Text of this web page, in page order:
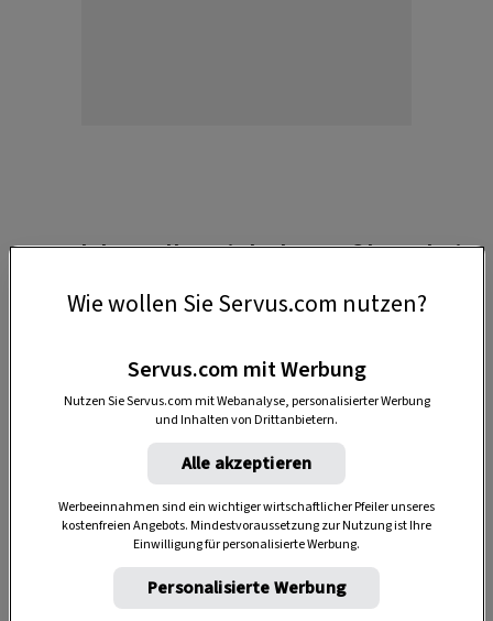
2. Welche Rolle spielt der Maßkrug bei
der Dirndllänge?
unseres Festtags-Gwands. Die Rocklänge darf in
manchen Regionen nicht kürzer als 25
Zentimeter vom Boden sein, die Höhe des
Maßkruges ist 20 Zentimeter. Der Saum muss also
den Maßkrug fast berühren. Auch beim Dirndl ist
die Rocklänge aber nicht ganz unabhängig von
der Mode. Und die wandelt sich, wie jeder weiß,
doch sehr schnell.
Wie wollen Sie Servus.com nutzen?
Servus.com mit Werbung
Nutzen Sie Servus.com mit Webanalyse, personalisierter Werbung
und Inhalten von Drittanbietern.
Alle akzeptieren
Werbeeinnahmen sind ein wichtiger wirtschaftlicher Pfeiler unseres
kostenfreien Angebots. Mindestvoraussetzung zur Nutzung ist Ihre
Einwilligung für personalisierte Werbung.
Personalisierte Werbung